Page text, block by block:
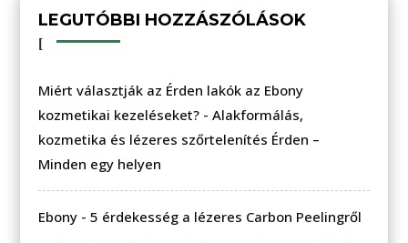
LEGUTÓBBI HOZZÁSZÓLÁSOK
Miért választják az Érden lakók az Ebony
kozmetikai kezeléseket? -Alakformálás,
kozmetika és lézeres szőrtelenítés Érden –
Minden egy helyen
Ebony -5 érdekesség a lézeres Carbon Peelingről